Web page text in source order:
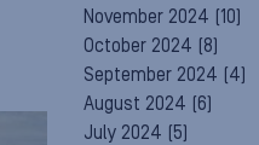
November 2024 (10)
October 2024 (8)
September 2024 (4)
August 2024 (6)
July 2024 (5)